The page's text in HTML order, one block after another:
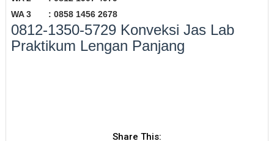
WA 3 : 0858 1456 2678
0812-1350-5729 Konveksi Jas Lab
Praktikum Lengan Panjang
Share This: